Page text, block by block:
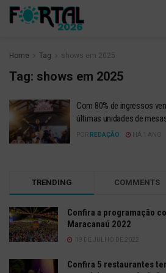
Home Tag shows em 2025
Tag: shows em 2025
Com 80% de ingressos
últimas unidades de
POR REDAÇÃO HÁ 1 ANO
TRENDING COMMENTS
Confira a programação
Maracanaú 2022
19 DE JULHO DE 2022
Confira 5 restaurantes